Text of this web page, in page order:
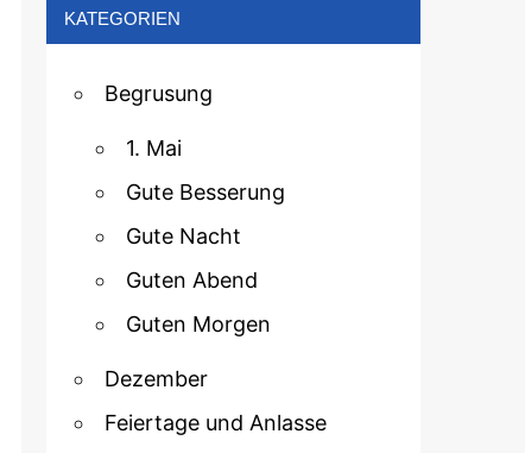
KATEGORIEN
Begrusung
1. Mai
Gute Besserung
Gute Nacht
Guten Abend
Guten Morgen
Dezember
Feiertage und Anlasse